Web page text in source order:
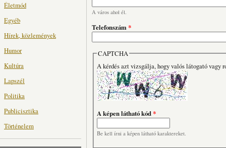
Életmód
Egyéb
Hírek, közlemények
Humor
Kultúra
Lapszél
Politika
Publicisztika
Történelem
A város ahol él.
Telefonszám*
CAPTCHA
A kérdés azt vizsgálja, hogy valós látogató vagy
A képen látható kód*
Be kell írni a képen látható karaktereket.